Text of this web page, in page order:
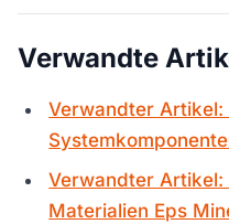
Verwandte
Verwandter Artikel:
Verwandter Artikel:
Materialien Eps